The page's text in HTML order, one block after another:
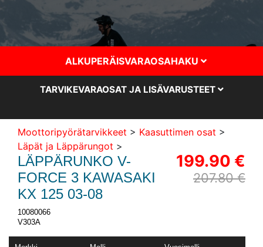
ALKUPERÄISVARAOSAHAKU
TARVIKEVARAOSAT JA LISÄVARUSTEET
Moottoripyörätarvikkeet > Kaasuttimen osat >
Läpät ja Läppärungot >
199.90 €
207.80 €
LÄPPÄRUNKO V-
FORCE 3 KAWASAKI
KX 125 03-08
10080066
V303A